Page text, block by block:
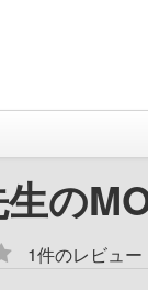
の
1件のレビュー